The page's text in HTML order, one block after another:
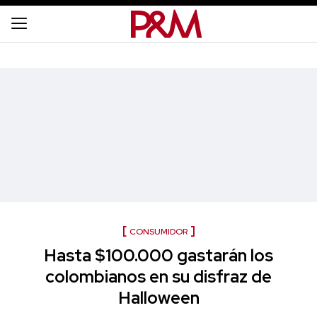
CONSUMIDOR
Hasta $100.000 gastarán los
colombianos en su disfraz de
Halloween